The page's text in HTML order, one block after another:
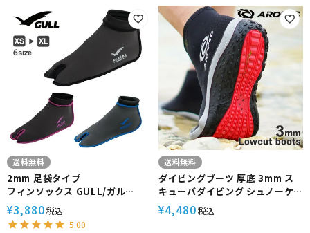
送料無料
2mm 足袋タイプ
フィンソックス GULL/ガル
GULLフィンソックス 男女兼用
足袋型
¥3,880税込
5.00
送料無料
ダイビングブーツ 厚底 3mm ス
キューバダイビング シュノーケ
リング 釣り AROPEC アロペック
ユニセックス
¥4,480税込